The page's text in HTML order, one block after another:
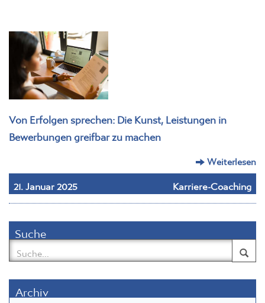
Von Erfolgen sprechen: Die Kunst, Leistungen in
Bewerbungen greifbar zu machen
Weiterlesen
21. Januar 2025 Karriere-Coaching
Suche
Archiv